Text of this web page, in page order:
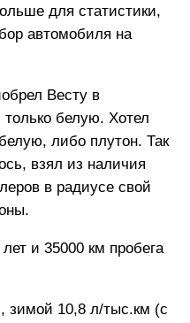
для статистики,
автомобиля на
Весту в
только белую. Хотел
либо плутон. Так
взял из наличия
в радиусе свой
и 35000 км пробега
зимой 10,8 л/тыс.км (с